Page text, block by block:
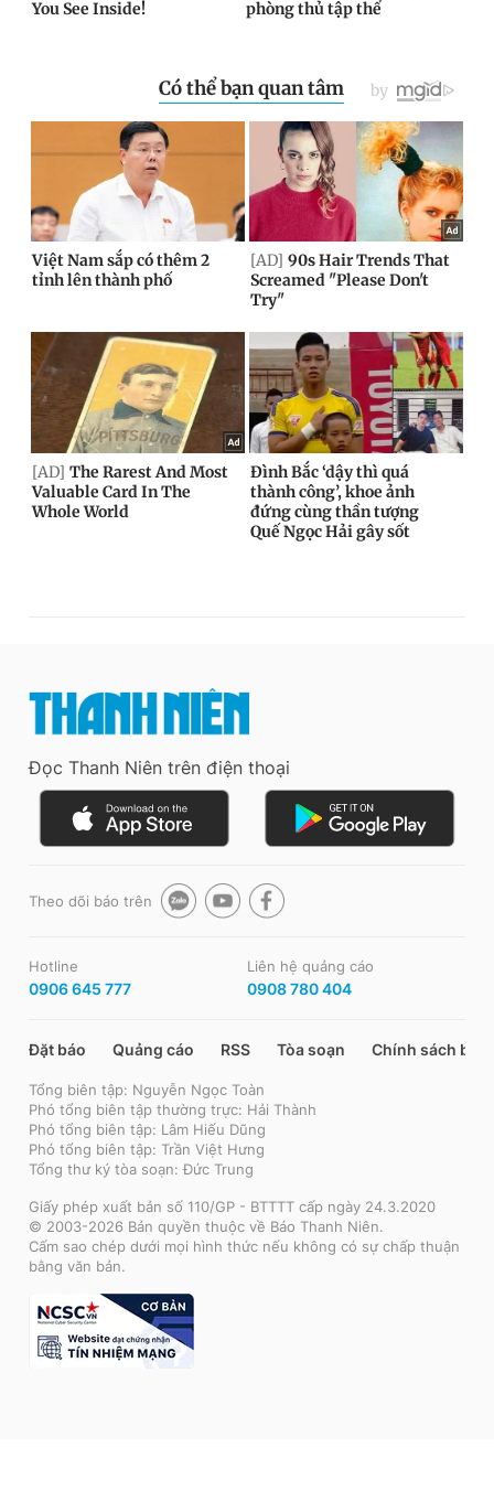
Đọc Thanh Niên trên điện thoại
Theo dõi báo trên
Hotline
0906 645 777
Liên hệ quảng cáo
0908 780 404
Đặt báo Quảng cáo RSS Tòa soạn Chính sách bảo
Tổng biên tập: Nguyễn Ngọc Toàn
Phó tổng biên tập thường trực: Hải Thành
Phó tổng biên tập: Lâm Hiếu Dũng
Phó tổng biên tập: Trần Việt Hưng
Tổng thư ký tòa soạn: Đức Trung
Giấy phép xuất bản số 110/GP - BTTTT cấp ngày 24.3.2020
© 2003-2026 Bản quyền thuộc về Báo Thanh Niên.
Cấm sao chép dưới mọi hình thức nếu không có sự chấp thuận
bằng văn bản.